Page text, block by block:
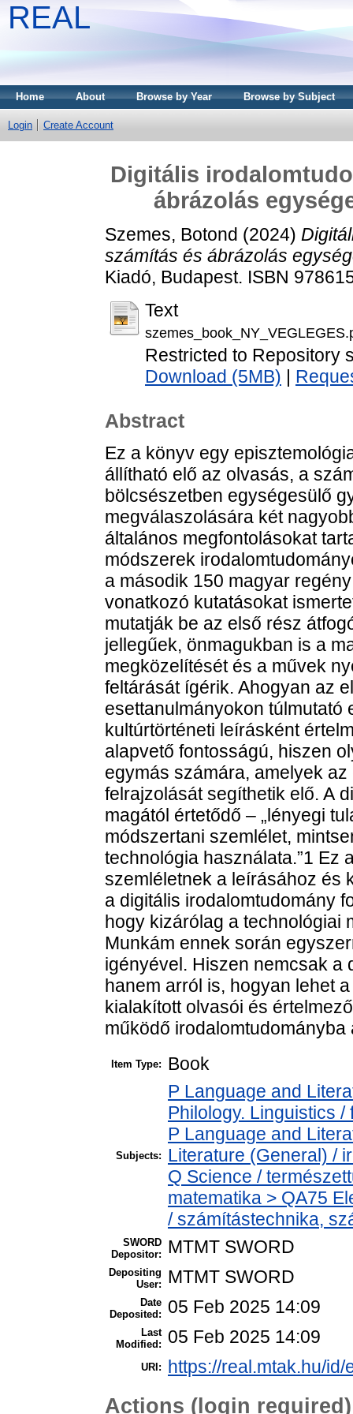
REAL
Home About Browse by Year Browse by Subject
Login Create Account
Digitális
ábrázolás
Szemes, Botond (2024)
számítás és ábrázolás
Kiadó, Budapest. ISBN
Text
Restricted to Repository
Download (5MB)
Abstract
Ez a könyv egy
állítható elő az olvasás, a
bölcsészetben egységesülő
megválaszolására két
általános megfontolásokat
módszerek
a második 150 magyar
vonatkozó kutatásokat
mutatják be az első rész
jellegűek, önmagukban is a
megközelítését és a művek
feltárását ígérik. Ahogyan az
esettanulmányokon túlmutató
kultúrtörténeti leírásként
alapvető fontosságú, hiszen
egymás számára, amelyek
felrajzolását segíthetik elő. A
magától értetődő – „lényegi
módszertani szemlélet,
technológia használata.”1 Ez
szemléletnek a leírásához és
a digitális irodalomtudomány
hogy kizárólag a technológiai
Munkám ennek során
igényével. Hiszen nemcsak a
hanem arról is, hogyan lehet
kialakított olvasói és
működő irodalomtudományba
Item Type: Book
Subjects:
P Language and
Philology. Linguistics
P Language and
Literature (General) /
Q Science /
matematika > QA75
/ számítástechnika,
SWORD
Depositor:
MTMT SWORD
Depositing
User:
MTMT SWORD
Date
Deposited:
05 Feb 2025 14:09
Last
Modified:
05 Feb 2025 14:09
URI: https://real.mtak.hu/id/
Actions (login required)